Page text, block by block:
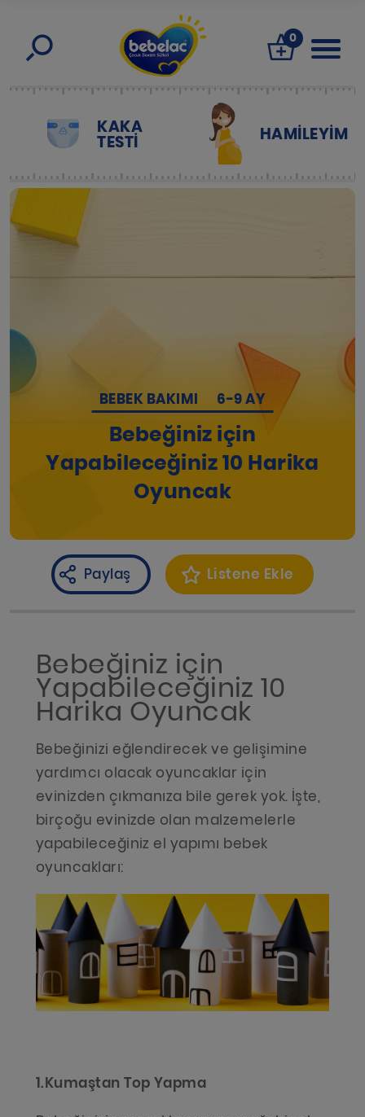
KAKA
TESTİ HAMILEYIM
0
BEBEK BAKIMI 6-9 AY
Bebeğiniz için
Yapabileceğiniz 10 Harika
Oyuncak
Paylaş Listene Ekle
Bebeğiniz için
Yapabileceğiniz 10
Harika Oyuncak
Bebeğinizi eğlendirecek ve gelişimine
yardımcı olacak oyuncaklar için
evinizden çıkmanıza bile gerek yok. İşte,
birçoğu evinizde olan malzemelerle
yapabileceğiniz el yapımı bebek
oyuncakları:
1.Kumaştan Top Yapma